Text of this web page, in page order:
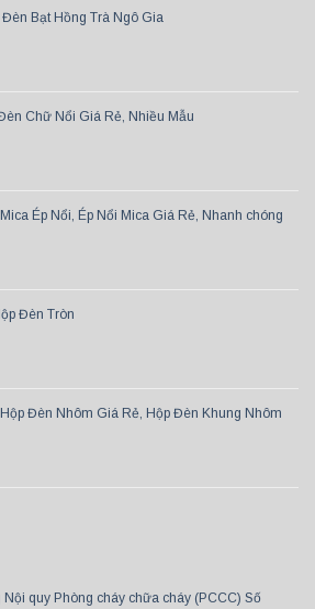
Đèn Bạt Hồng Trà Ngô Gia
Chữ Nổi Giá Rẻ, Nhiều Mẫu
Ép Nổi, Ép Nổi Mica Giá Rẻ, Nhanh chóng
Đèn Tròn
Đèn Nhôm Giá Rẻ, Hộp Đèn Khung Nhôm
Nội quy Phòng cháy chữa cháy (PCCC) Số